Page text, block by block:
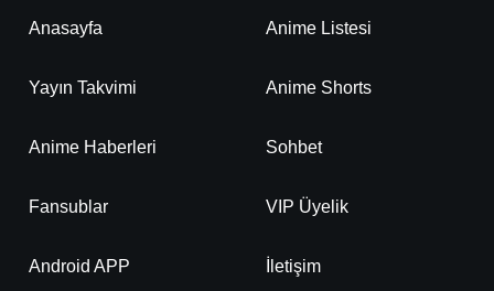
Anasayfa Anime Listesi
Yayın Takvimi Anime Shorts
Anime Haberleri Sohbet
Fansublar VIP Üyelik
Android APP İletişim